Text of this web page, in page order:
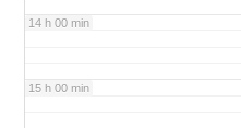
14 h 00 min
15 h 00 min